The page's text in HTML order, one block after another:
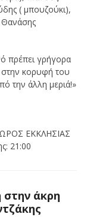
( μπουζούκι),
Θανάσης
πρέπει γρήγορα
στην κορυφή του
την άλλη μεριά!»
ΕΚΚΛΗΣΙΑΣ
21:00
άκρη